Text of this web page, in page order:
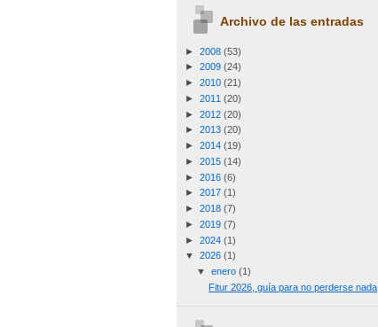
Archivo de las entradas
► 2008 (53)
► 2009 (24)
► 2010 (21)
► 2011 (20)
► 2012 (20)
► 2013 (20)
► 2014 (19)
► 2015 (14)
► 2016 (6)
► 2017 (1)
► 2018 (7)
► 2019 (7)
► 2024 (1)
▼ 2026 (1)
▼ enero (1)
Fitur 2026, guía para no perderse nada